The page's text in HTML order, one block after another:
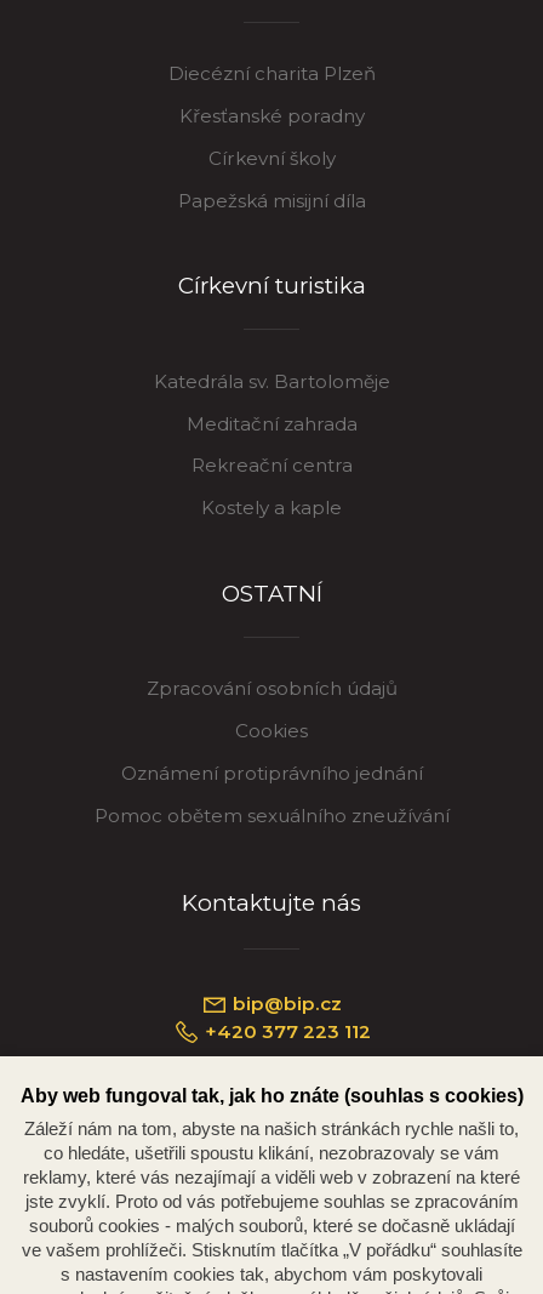
Diecézní charita Plzeň
Křesťanské poradny
Církevní školy
Papežská misijní díla
Církevní turistika
Katedrála sv. Bartoloměje
Meditační zahrada
Rekreační centra
Kostely a kaple
OSTATNÍ
Zpracování osobních údajů
Cookies
Oznámení protiprávního jednání
Pomoc obětem sexuálního zneužívání
Kontaktujte nás
bip@bip.cz
+420 377 223 112
Náměstí Republiky 234/35, 301 00 Plzeň
Aby web fungoval tak, jak ho znáte (souhlas s cookies)
Záleží nám na tom, abyste na našich stránkách rychle našli to,
co hledáte, ušetřili spoustu klikání, nezobrazovaly se vám
reklamy, které vás nezajímají a viděli web v zobrazení na které
jste zvyklí. Proto od vás potřebujeme souhlas se zpracováním
souborů cookies - malých souborů, které se dočasně ukládají
ve vašem prohlížeči. Stisknutím tlačítka „V pořádku“ souhlasíte
s nastavením cookies tak, abychom vám poskytovali